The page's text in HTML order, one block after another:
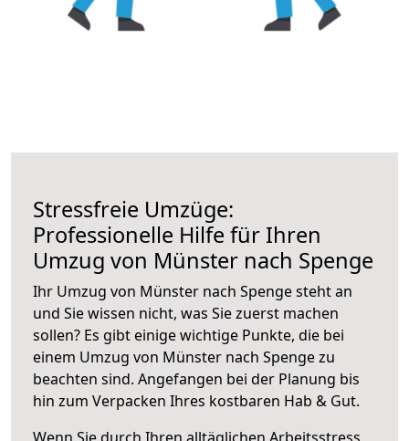
Stressfreie Umzüge:
Professionelle Hilfe für Ihren
Umzug von Münster nach Spenge
Ihr Umzug von Münster nach Spenge steht an
und Sie wissen nicht, was Sie zuerst machen
sollen? Es gibt einige wichtige Punkte, die bei
einem Umzug von Münster nach Spenge zu
beachten sind. Angefangen bei der Planung bis
hin zum Verpacken Ihres kostbaren Hab & Gut.